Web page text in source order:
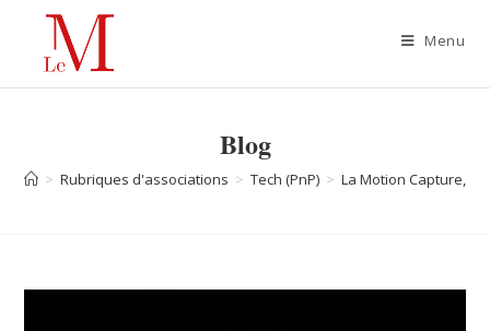
Menu
Blog
> Rubriques d'associations > Tech (PnP) > La Motion Capture,